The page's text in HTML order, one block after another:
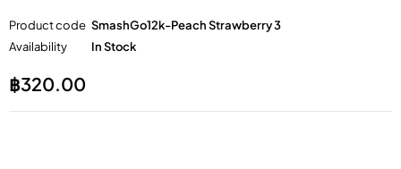
Product code SmashGo12k-Peach Strawberry 3
Availability
In Stock
฿320.00